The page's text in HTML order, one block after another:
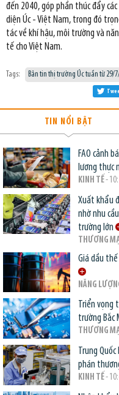
đến 2040, góp phần thúc đẩy
diện Úc - Việt Nam, trong đó
tác về khí hậu, môi trường và
tế cho Việt Nam.
Tags: Bản tin thị trường Úc tuần từ 29/
TIN NỔI BẬT
FAO cảnh
lương thực
KINH TẾ-
Xuất khẩu
nhờ nhu
trường lớn
THƯƠNG
Giá dầu thế
NĂNG
Triển vọng
trường Bắc
THƯƠNG
Trung
phán
KINH TẾ-